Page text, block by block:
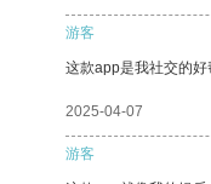
游客
这款app是我社交的好
2025-04-07
游客